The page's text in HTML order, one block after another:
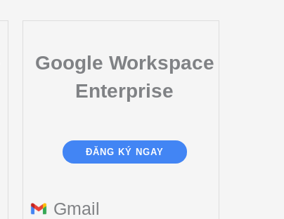
Google Workspace
Enterprise
ĐĂNG KÝ NGAY
Gmail